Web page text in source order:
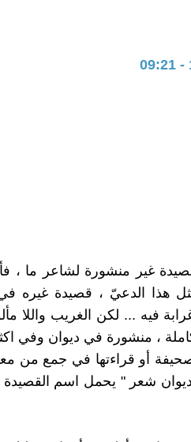
غير منشورة لشاعر ما ،
هذا الدعيّ ، قصيدة غيره
فيه ... لكن الغريب واللا
، منشورة في ديوان وفي
أو قراءتها في جمع من
شعر " يحمل اسم القصيدة